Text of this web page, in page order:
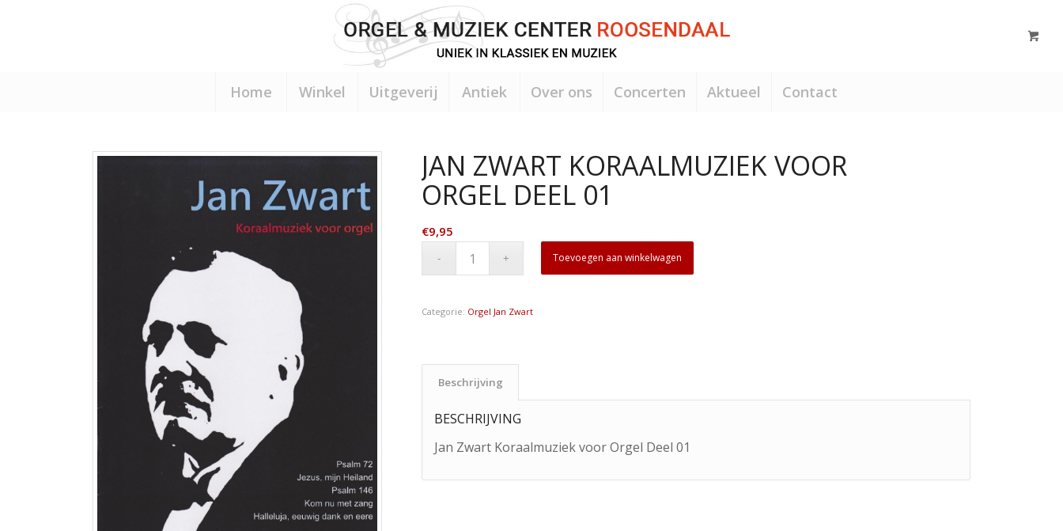
Home Winkel Uitgeverij Antiek Over ons Concerten Aktueel Contact
JAN ZWART KORAALMUZIEK VOOR
ORGEL DEEL 01
€9,95
Toevoegen aan winkelwagen
Categorie: Orgel Jan Zwart
Beschrijving
BESCHRIJVING
Jan Zwart Koraalmuziek voor Orgel Deel 01